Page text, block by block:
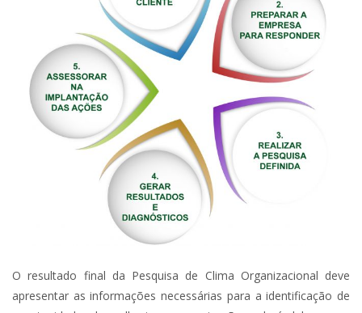
O resultado final da Pesquisa de Clima Organizacional deve
apresentar as informações necessárias para a identificação de